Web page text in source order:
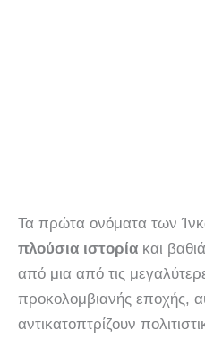
Τα πρώτα ονόματα των
πλούσια ιστορία και
από μια από τις
προκολομβιανής εποχής,
αντικατοπτρίζουν